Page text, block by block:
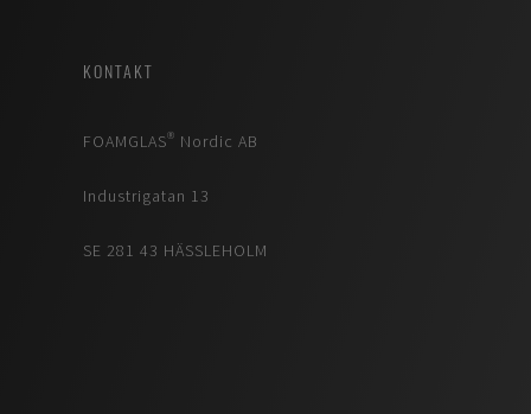
KONTAKT
FOAMGLAS® Nordic AB
Industrigatan 13
SE 281 43 HÄSSLEHOLM